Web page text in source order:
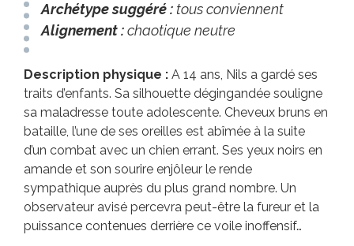
Archétype suggéré : tous conviennent
Alignement :chaotique neutre
Description physique : A 14 ans, Nils a gardé ses
traits d’enfants. Sa silhouette dégingandée souligne
sa maladresse toute adolescente. Cheveux bruns en
bataille, l’une de ses oreilles est abîmée à la suite
d’un combat avec un chien errant. Ses yeux noirs en
amande et son sourire enjôleur le rende
sympathique auprès du plus grand nombre. Un
observateur avisé percevra peut-être la fureur et la
puissance contenues derrière ce voile inoffensif…